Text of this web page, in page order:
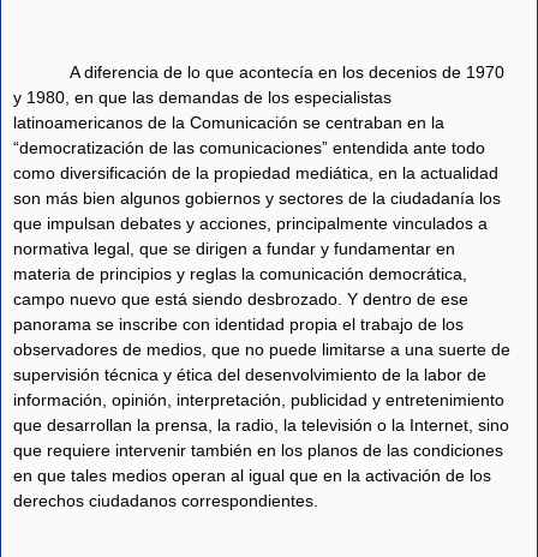
A diferencia de lo que acontecía en los decenios de 1970
y 1980, en que las demandas de los especialistas
latinoamericanos de la Comunicación se centraban en la
“democratización de las comunicaciones” entendida ante todo
como diversificación de la propiedad mediática, en la actualidad
son más bien algunos gobiernos y sectores de la ciudadanía los
que impulsan debates y acciones, principalmente vinculados a
normativa legal, que se dirigen a fundar y fundamentar en
materia de principios y reglas la comunicación democrática,
campo nuevo que está siendo desbrozado. Y dentro de ese
panorama se inscribe con identidad propia el trabajo de los
observadores de medios, que no puede limitarse a una suerte de
supervisión técnica y ética del desenvolvimiento de la labor de
información, opinión, interpretación, publicidad y entretenimiento
que desarrollan la prensa, la radio, la televisión o la Internet, sino
que requiere intervenir también en los planos de las condiciones
en que tales medios operan al igual que en la activación de los
derechos ciudadanos correspondientes.